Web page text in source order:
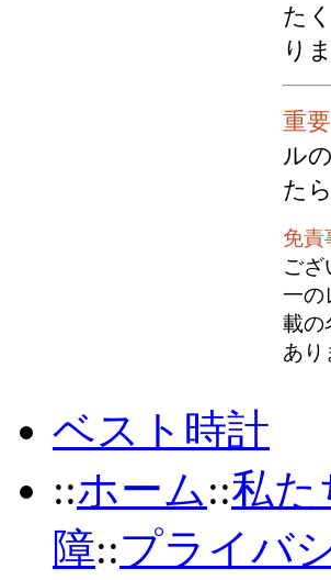
た
り
重要
ル
た
免責
ござ
一の
載の
あり
ベスト時計
::ホーム::私た
障::プライバ